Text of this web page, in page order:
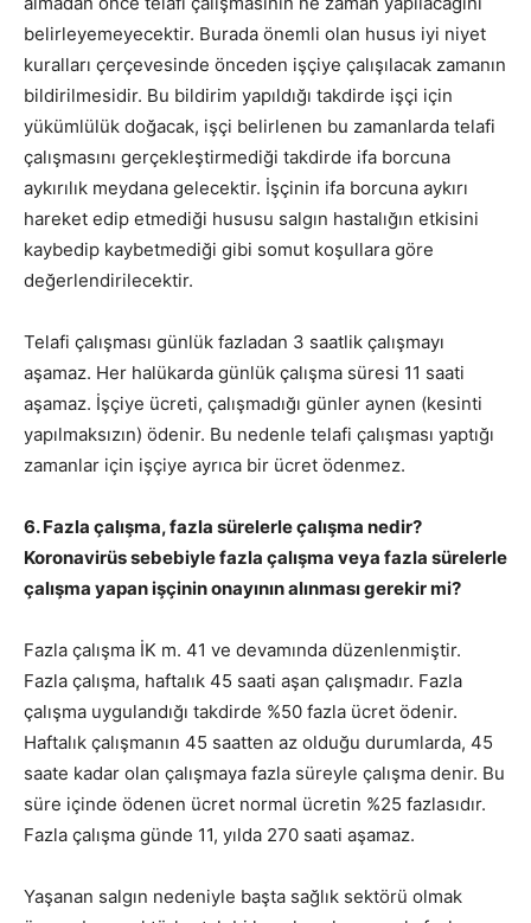
belirleyemeyecektir. Burada önemli olan husus iyi niyet
kuralları çerçevesinde önceden işçiye çalışılacak zamanın
bildirilmesidir. Bu bildirim yapıldığı takdirde işçi için
yükümlülük doğacak, işçi belirlenen bu zamanlarda telafi
çalışmasını gerçekleştirmediği takdirde ifa borcuna
aykırılık meydana gelecektir. İşçinin ifa borcuna aykırı
hareket edip etmediği hususu salgın hastalığın etkisini
kaybedip kaybetmediği gibi somut koşullara göre
değerlendirilecektir.
Telafi çalışması günlük fazladan 3 saatlik çalışmayı
aşamaz. Her halükarda günlük çalışma süresi 11 saati
aşamaz. İşçiye ücreti, çalışmadığı günler aynen (kesinti
yapılmaksızın) ödenir. Bu nedenle telafi çalışması yaptığı
zamanlar için işçiye ayrıca bir ücret ödenmez.
6. Fazla çalışma, fazla sürelerle çalışma nedir?
Koronavirüs sebebiyle fazla çalışma veya fazla sürelerle
çalışma yapan işçinin onayının alınması gerekir mi?
Fazla çalışma İK m. 41 ve devamında düzenlenmiştir.
Fazla çalışma, haftalık 45 saati aşan çalışmadır. Fazla
çalışma uygulandığı takdirde %50 fazla ücret ödenir.
Haftalık çalışmanın 45 saatten az olduğu durumlarda, 45
saate kadar olan çalışmaya fazla süreyle çalışma denir. Bu
süre içinde ödenen ücret normal ücretin %25 fazlasıdır.
Fazla çalışma günde 11, yılda 270 saati aşamaz.
Yaşanan salgın nedeniyle başta sağlık sektörü olmak